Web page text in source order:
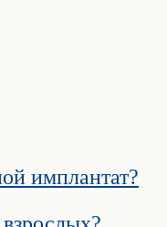
имплантат?